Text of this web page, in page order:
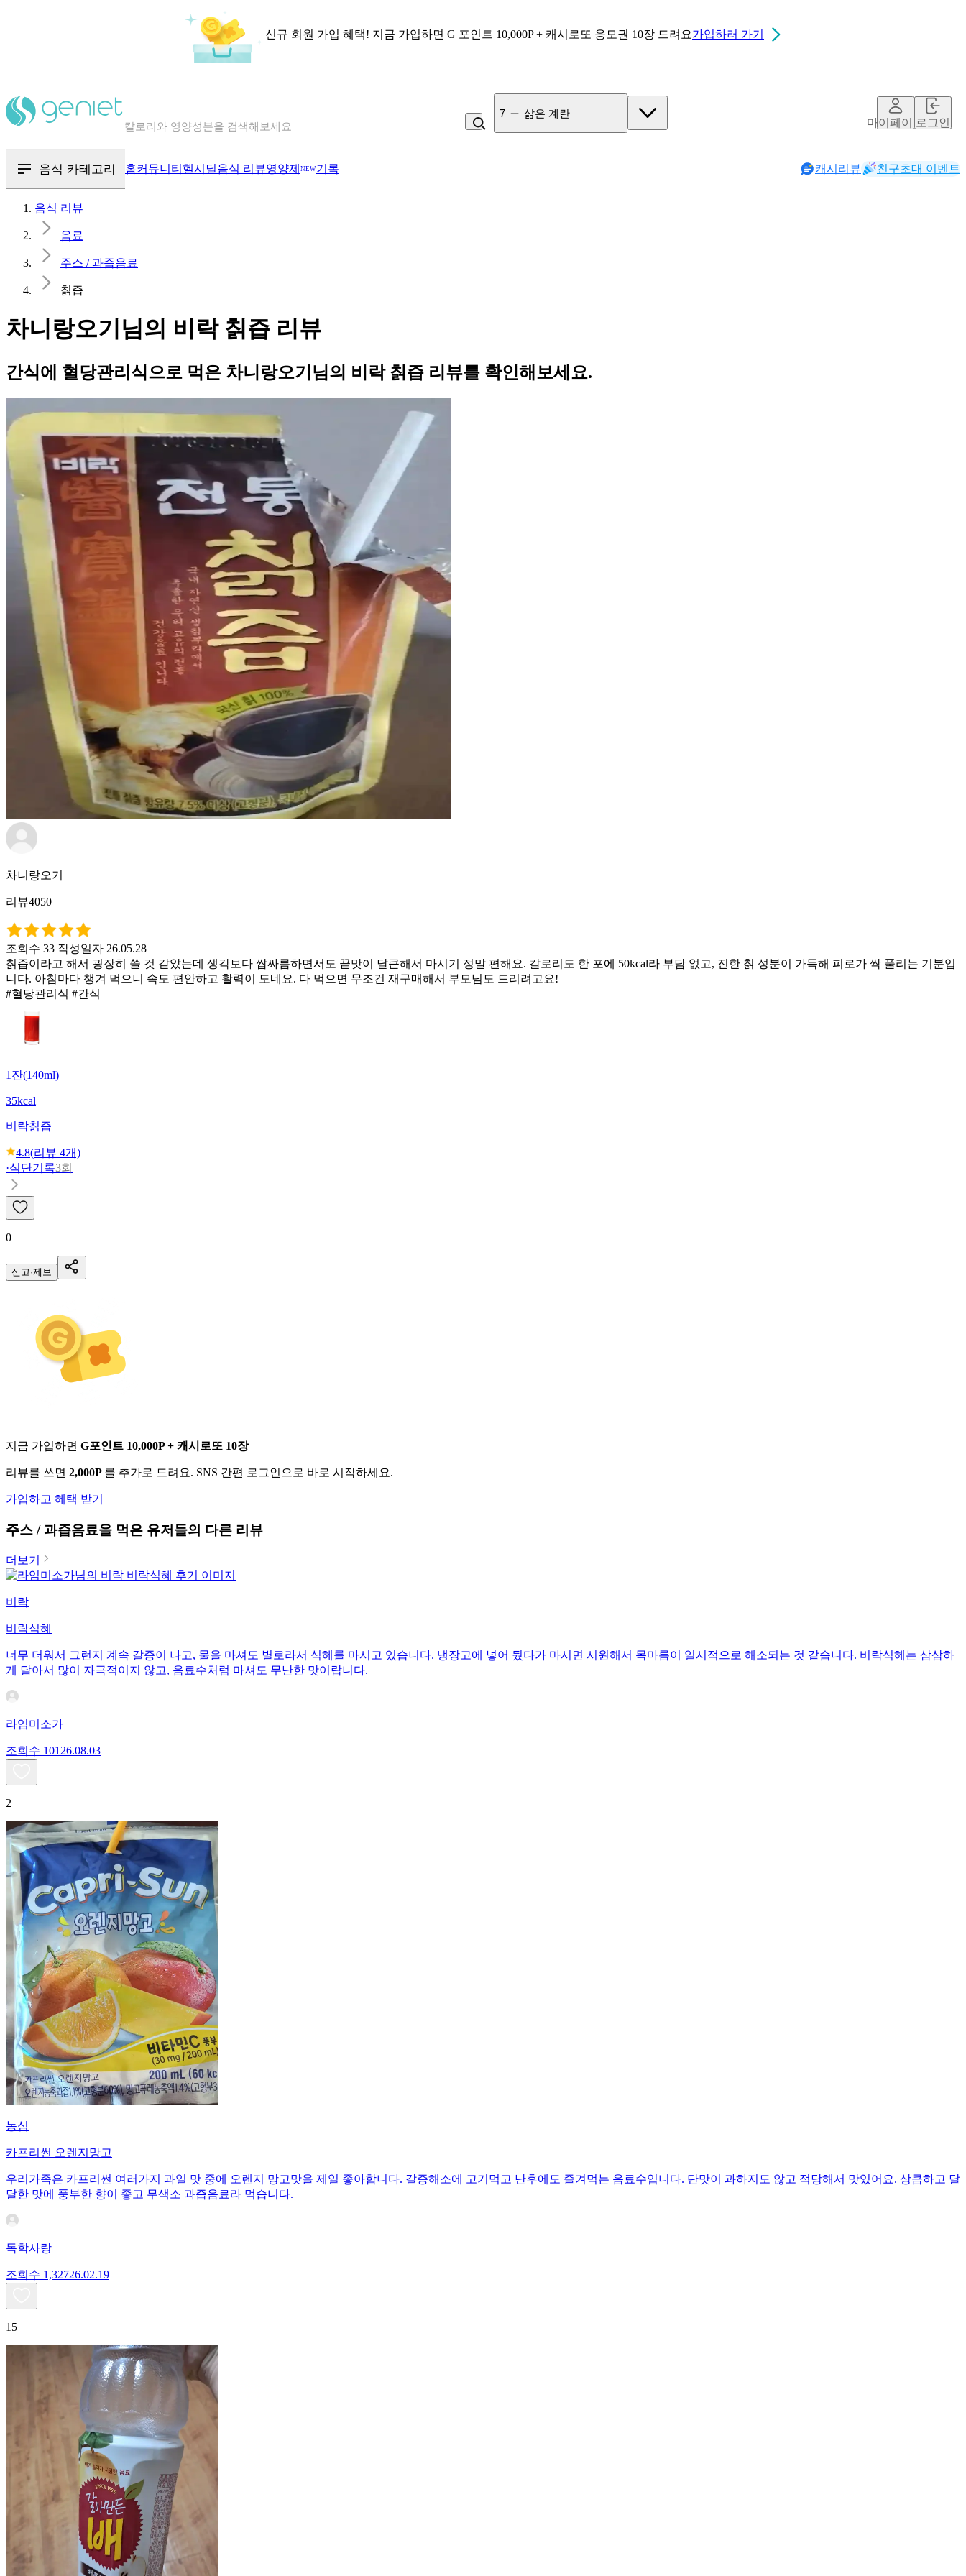
신규 회원 가입 혜택! 지금 가입하면 G 포인트 10,000P + 캐시로또 응모권 10장 드려요가입하러 가기
혈당 · 다이어트 음식 검색해보세요
7 삶은 계란
마이페이지로그인
음식 카테고리 홈커뮤니티 헬시딜음식 리뷰영양제 NEW기록 캐시리뷰 친구초대 이벤트
음식 리뷰
음료
주스 / 과즙음료
칡즙
차니랑오기님의 비락 칡즙 리뷰
간식에 혈당관리식으로 먹은 차니랑오기님의 비락 칡즙 리뷰를 확인해보세요.
차니랑오기
리뷰4050
조회수 33 작성일자 26.05.28
칡즙이라고 해서 굉장히 쓸 것 같았는데 생각보다 쌉싸름하면서도 끝맛이 달큰해서 마시기 정말 편해요. 칼로리도 한 포에 50kcal라 부담 없고, 진한 칡 성분이 가득해 피로가 싹 풀리는 기분입
니다. 아침마다 챙겨 먹으니 속도 편안하고 활력이 도네요. 다 먹으면 무조건 재구매해서 부모님도 드리려고요!
#혈당관리식 #간식
1잔(140ml)
35kcal
비락칡즙
4.8(리뷰 4개)
·식단기록3회
0
신고·제보
지금 가입하면 G포인트 10,000P + 캐시로또 10장
리뷰를 쓰면 2,000P 를 추가로 드려요. SNS 간편 로그인으로 바로 시작하세요.
가입하고 혜택 받기
주스 / 과즙음료을 먹은 유저들의 다른 리뷰
더보기
비락
비락식혜
너무 더워서 그런지 계속 갈증이 나고, 물을 마셔도 별로라서 식혜를 마시고 있습니다. 냉장고에 넣어 뒀다가 마시면 시원해서 목마름이 일시적으로 해소되는 것 같습니다. 비락식혜는 삼삼하
게 달아서 많이 자극적이지 않고, 음료수처럼 마셔도 무난한 맛이랍니다.
라임미소가
조회수 101 26.08.03
2
농심
카프리썬 오렌지망고
우리가족은 카프리썬 여러가지 과일 맛 중에 오렌지 망고맛을 제일 좋아합니다. 갈증해소에 고기먹고 난후에도 즐겨먹는 음료수입니다. 단맛이 과하지도 않고 적당해서 맛있어요. 상큼하고 달
달한 맛에 풍부한 향이 좋고 무색소 과즙음료라 먹습니다.
독학사랑
조회수 1,32726.02.19
15